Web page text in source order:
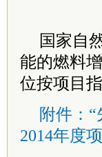
国家自
能的燃料
位按项目
附件：
2014年度